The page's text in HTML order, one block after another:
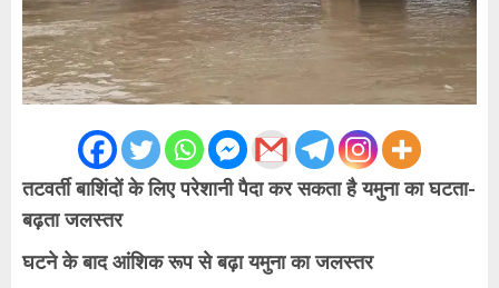
तटवर्ती बाशिंदों के लिए परेशानी पैदा कर सकता है यमुना का घटता-
बढ़ता जलस्तर
घटने के बाद आंशिक रूप से बढ़ा यमुना का जलस्तर